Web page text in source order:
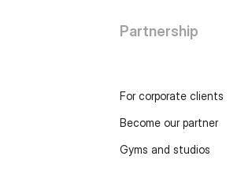
Partnership
For corporate clients
Become our partner
Gyms and studios